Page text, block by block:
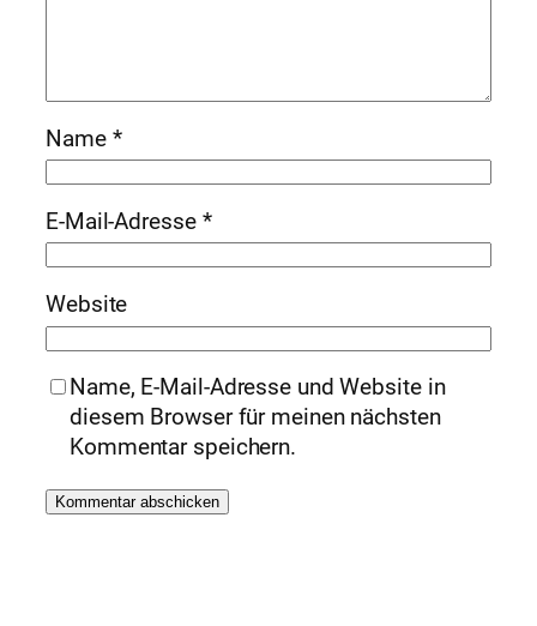
Name *
E-Mail-Adresse *
Website
Name, E-Mail-Adresse und Website in
diesem Browser für meinen nächsten
Kommentar speichern.